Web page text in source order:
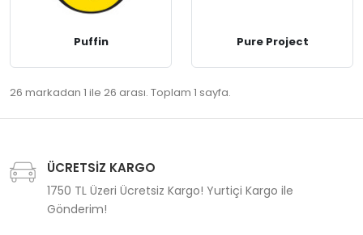
Puffin Pure Project
26 markadan 1 ile 26 arası. Toplam 1 sayfa.
ÜCRETSİZ KARGO
1750 TL Üzeri Ücretsiz Kargo! Yurtiçi Kargo ile
Gönderim!